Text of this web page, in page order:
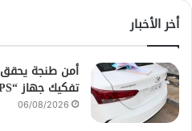
أخر الأخبار
أمن طنجة يحقق
تفكيك جهاز “GPS” الخاص بها
06/08/2026